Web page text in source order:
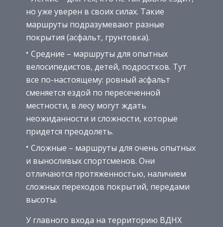
но уже уверен в своих силах. Такие
маршруты подразумевают разные
покрытия (асфальт, грунтовка).
Средние – маршруты для опытных
велосипедистов, детей, подростков. Тут
все по-настоящему: ровный асфальт
сменяется ездой по пересеченной
местности, в лесу могут ждать
неожиданности и сложности, которые
придется преодолеть.
Сложные – маршруты для очень опытных
и выносливых спортсменов. Они
отличаются протяженностью, наличием
сложных переходов покрытий, передами
высоты.
У главного входа на территорию ВДНХ